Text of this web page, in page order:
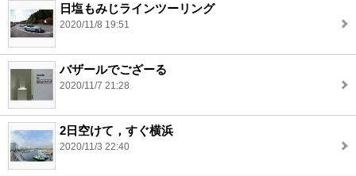
日塩もみじラインツーリング
2020/11/8 19:51
バザールでござーる
2020/11/7 21:28
2日空けて，すぐ横浜
2020/11/3 22:40